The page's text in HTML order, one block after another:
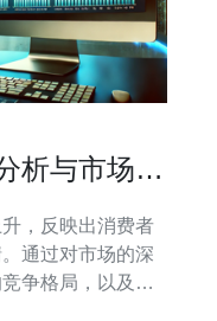
析与市场洞
，反映出消费者
通过对市场的深
争格局，以及与